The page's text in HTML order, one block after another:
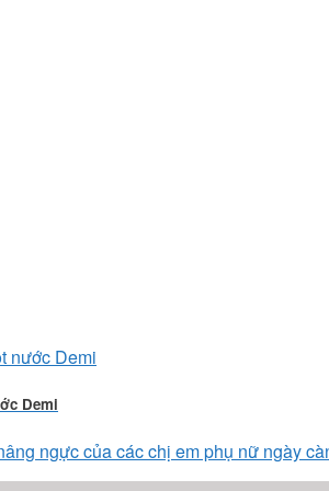
Demi
ngực của các chị em phụ nữ ngày